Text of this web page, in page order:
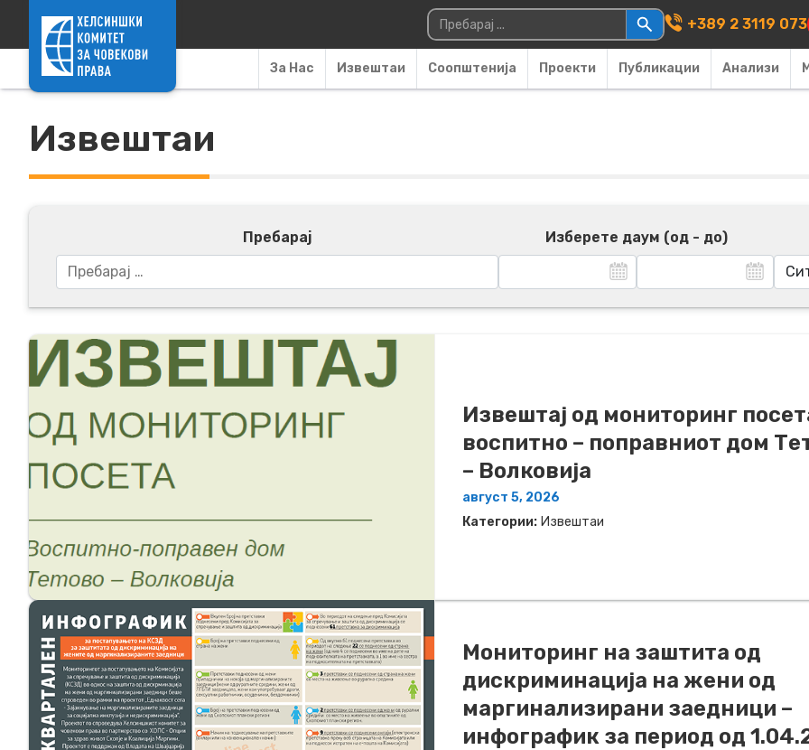
Main
Пребарувај за: +389 2 3119 073
За Нас Извештаи Соопштенија Проекти Публикации Анализи
Извештаи
Пребарај Изберете даум (од - до)
Извештај од мониторинг
воспитно – поправниот дом
– Волковија
август 5, 2026
Категории: Извештаи
Мониторинг на заштита од
дискриминација на жени од
маргинализирани заедници –
инфографик за период од